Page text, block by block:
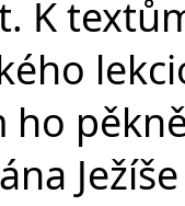
K
ho